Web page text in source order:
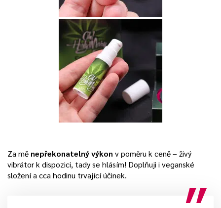
Za mě nepřekonatelný výkon v poměru k ceně – živý
vibrátor k dispozici, tady se hlásím! Doplňuji i veganské
složení a cca hodinu trvající účinek.